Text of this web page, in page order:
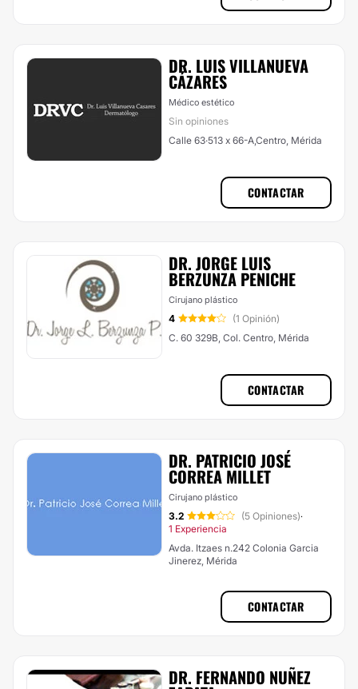
DR. LUIS VILLANUEVA
CÁZARES
Médico estético
Sin opiniones
Calle 63·513 x 66-A,Centro, Mérida
CONTACTAR
DR. JORGE LUIS
BERZUNZA PENICHE
Cirujano plástico
4
(1 Opinión)
C. 60 329B, Col. Centro, Mérida
CONTACTAR
DR. PATRICIO JOSÉ
CORREA MILLET
Cirujano plástico
3.2 (5 Opiniones)·
1 Experiencia
Avda. Itzaes n.242 Colonia Garcia
Jinerez, Mérida
CONTACTAR
DR. FERNANDO NUÑEZ